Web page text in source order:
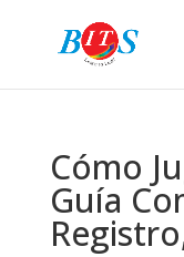
Cómo
Guía